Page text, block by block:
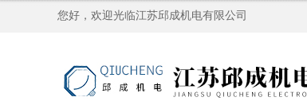
您好，欢迎光临江苏邱成机电有限公司